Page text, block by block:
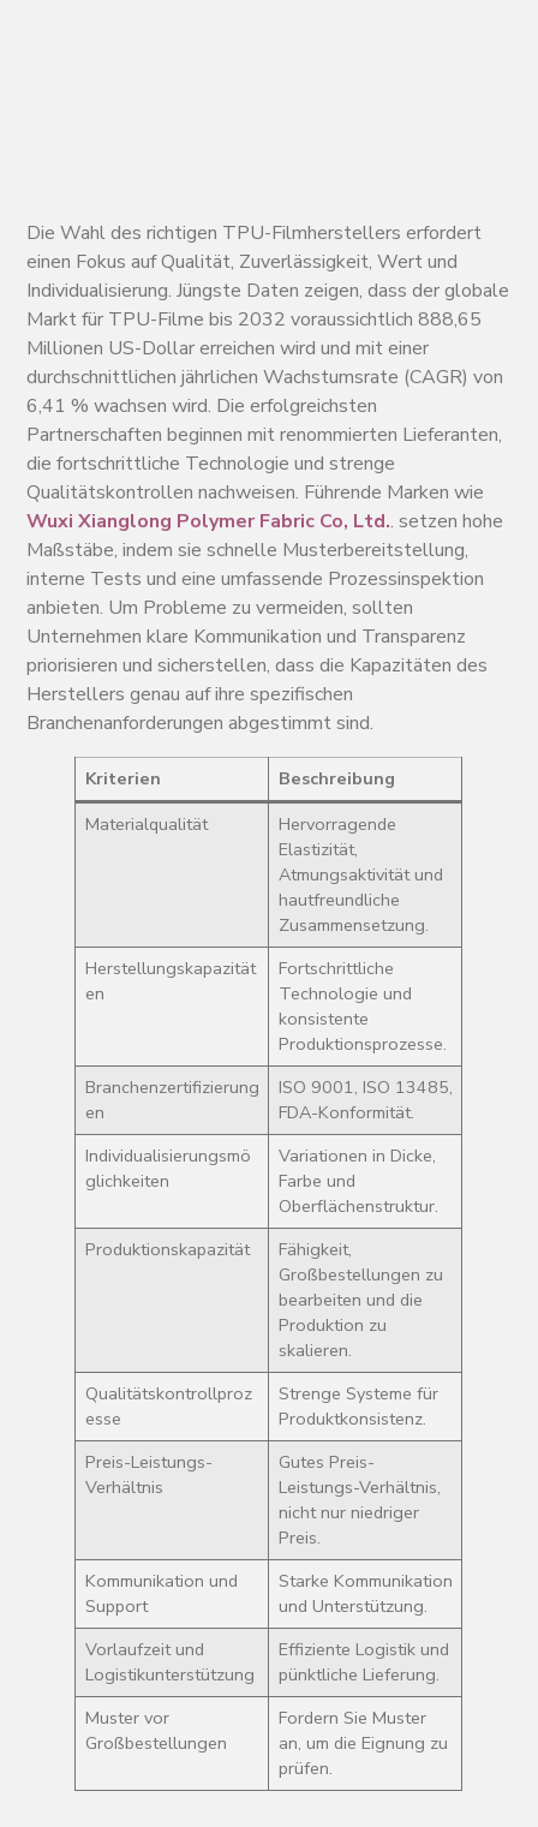
Die Wahl des richtigen TPU-Filmherstellers erfordert
einen Fokus auf Qualität, Zuverlässigkeit, Wert und
Individualisierung. Jüngste Daten zeigen, dass der globale
Markt für TPU-Filme bis 2032 voraussichtlich 888,65
Millionen US-Dollar erreichen wird und mit einer
durchschnittlichen jährlichen Wachstumsrate (CAGR) von
6,41 % wachsen wird. Die erfolgreichsten
Partnerschaften beginnen mit renommierten Lieferanten,
die fortschrittliche Technologie und strenge
Qualitätskontrollen nachweisen. Führende Marken wie
Wuxi Xianglong Polymer Fabric Co, Ltd.. setzen hohe
Maßstäbe, indem sie schnelle Musterbereitstellung,
interne Tests und eine umfassende Prozessinspektion
anbieten. Um Probleme zu vermeiden, sollten
Unternehmen klare Kommunikation und Transparenz
priorisieren und sicherstellen, dass die Kapazitäten des
Herstellers genau auf ihre spezifischen
Branchenanforderungen abgestimmt sind.
Kriterien
Beschreibung
Materialqualität
Hervorragende
Elastizität,
Atmungsaktivität und
hautfreundliche
Zusammensetzung.
Herstellungskapazität
en
Fortschrittliche
Technologie und
konsistente
Produktionsprozesse.
Branchenzertifizierung
en
ISO 9001, ISO 13485,
FDA-Konformität.
Individualisierungsmö
glichkeiten
Variationen in Dicke,
Farbe und
Oberflächenstruktur.
Produktionskapazität
Fähigkeit,
Großbestellungen zu
bearbeiten und die
Produktion zu
skalieren.
Qualitätskontrollproz
esse
Strenge Systeme für
Produktkonsistenz.
Preis-Leistungs-
Verhältnis
Gutes Preis-
Leistungs-Verhältnis,
nicht nur niedriger
Preis.
Kommunikation und
Support
Starke Kommunikation
und Unterstützung.
Vorlaufzeit und
Logistikunterstützung
Effiziente Logistik und
pünktliche Lieferung.
Muster vor
Großbestellungen
Fordern Sie Muster
an, um die Eignung zu
prüfen.